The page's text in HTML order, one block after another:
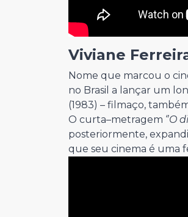
Viviane
Nome que marcou o
no Brasil a lançar um
(1983) – filmaço,
O curta–metragem ‘’O
posteriormente,
que seu cinema é uma